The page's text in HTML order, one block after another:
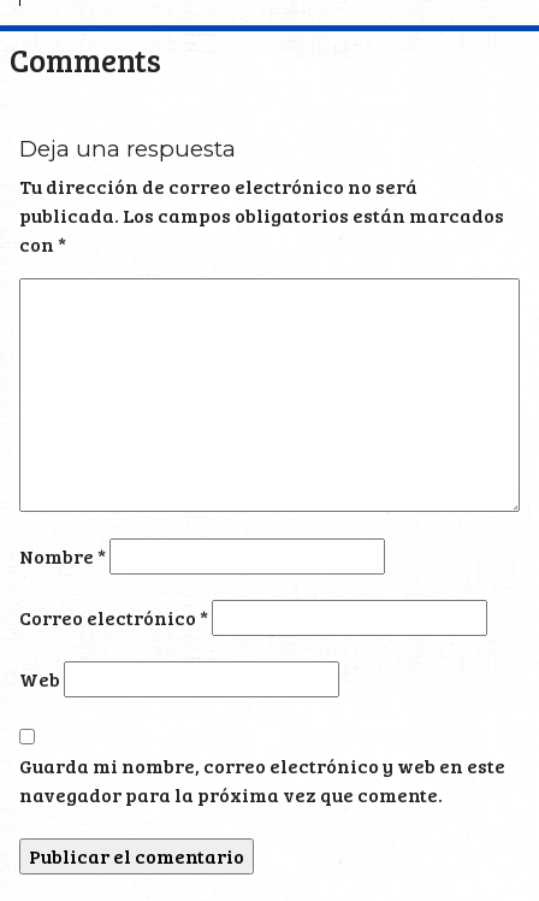
Comments
Deja una respuesta
Tu dirección de correo electrónico no será
publicada. Los campos obligatorios están marcados
con*
Nombre*
Correo electrónico*
Web
Guarda mi nombre, correo electrónico y web en este
navegador para la próxima vez que comente.